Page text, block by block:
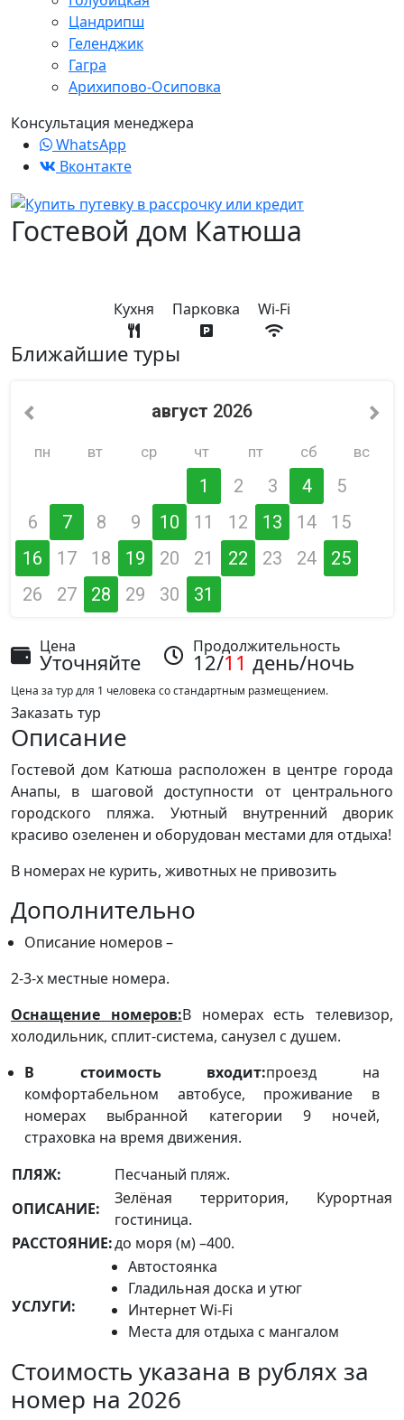
Цандрипш
Геленджик
Гагра
Арихипово-Осиповка
Консультация менеджера
WhatsApp
Вконтакте
Гостевой дом Катюша
Кухня Парковка Wi-Fi
Ближайшие туры
август 2026
пн вт ср чт пт сб вс
1 2 3 4
5
6
7 8 9 10 11 12 13 14
15
16
17 18 19 20 21 22 23 24
25
26
27 28 29 30 31
Цена
Уточняйте
Продолжительность
12/11 день/ночь
Цена за тур для 1 человека со стандартным размещением.
Заказать тур
Описание
Гостевой дом Катюша расположен в центре города
Анапы, в шаговой доступности от центрального
городского пляжа. Уютный внутренний дворик
красиво озеленен и оборудован местами для отдыха!
В номерах не курить, животных не привозить
Дополнительно
Описание номеров –
2-3-х местные номера.
Оснащение номеров:В номерах есть телевизор,
холодильник, сплит-система, санузел с душем.
В стоимость входит:проезд на
комфортабельном автобусе, проживание в
номерах выбранной категории 9 ночей,
страховка на время движения.
ПЛЯЖ:
Песчаный пляж.
ОПИСАНИЕ:
Зелёная территория, Курортная
гостиница.
РАССТОЯНИЕ:до моря (м) –400.
УСЛУГИ:
Автостоянка
Гладильная доска и утюг
Интернет Wi-Fi
Места для отдыха с мангалом
Стоимость указана в рублях за
номер на 2026